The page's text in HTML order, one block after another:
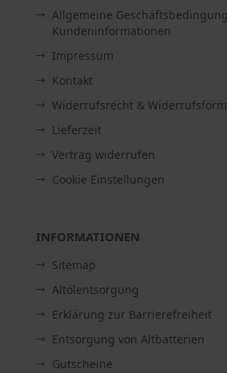
Allgemeine
Kundeninformationen
Impressum
Kontakt
Widerrufsrecht &
Lieferzeit
Vertrag widerrufen
Cookie Einstellungen
INFORMATIONEN
Sitemap
Altölentsorgung
Erklärung zur Barrierefreiheit
Entsorgung von Altbatterien
Gutscheine